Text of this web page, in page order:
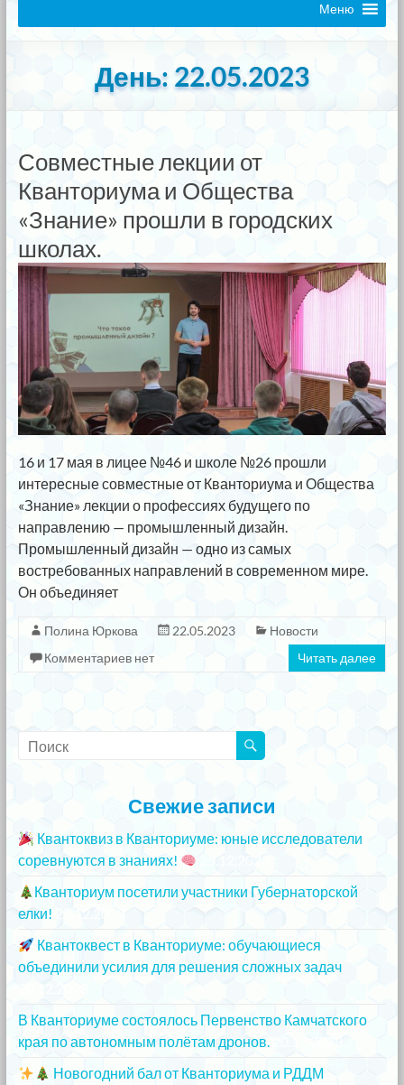
Меню
День: 22.05.2023
Совместные лекции от
Кванториума и Общества
«Знание» прошли в городских
школах.
16 и 17 мая в лицее №46 и школе №26 прошли
интересные совместные от Кванториума и Общества
«Знание» лекции о профессиях будущего по
направлению — промышленный дизайн.
Промышленный дизайн — одно из самых
востребованных направлений в современном мире.
Он объединяет
Полина Юркова 22.05.2023
Новости
Комментариев нет
Читать далее
Свежие записи
Квантоквиз в Кванториуме: юные исследователи
соревнуются в знаниях!
Кванториум посетили участники Губернаторской
елки!
Квантоквест в Кванториуме: обучающиеся
объединили усилия для решения сложных задач
В Кванториуме состоялось Первенство Камчатского
края по автономным полётам дронов.
Новогодний бал от Кванториума и РДДМ